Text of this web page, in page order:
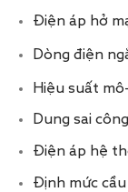
Điện áp hở
Dòng điện
Hiệu suất
Dung sai
Điện áp hệ
Định mức